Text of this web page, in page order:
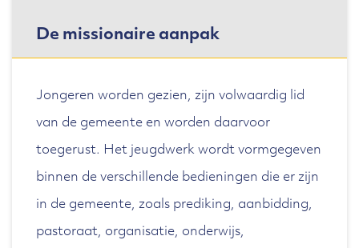
De missionaire aanpak
Jongeren worden gezien, zijn volwaardig lid
van de gemeente en worden daarvoor
toegerust. Het jeugdwerk wordt vormgegeven
binnen de verschillende bedieningen die er zijn
in de gemeente, zoals prediking, aanbidding,
pastoraat, organisatie, onderwijs,